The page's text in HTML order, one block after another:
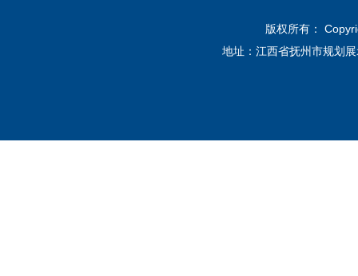
版权所有：
地址：江西省抚州市规划